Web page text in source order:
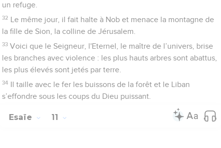
un refuge.
32 Le même jour, il fait halte à Nob et menace la montagne de
la fille de Sion, la colline de Jérusalem.
33 Voici que le Seigneur, l'Eternel, le maître de l’univers, brise
les branches avec violence : les plus hauts arbres sont abattus,
les plus élevés sont jetés par terre.
34 Il taille avec le fer les buissons de la forêt et le Liban
s’effondre sous les coups du Dieu puissant.
Esaïe 11